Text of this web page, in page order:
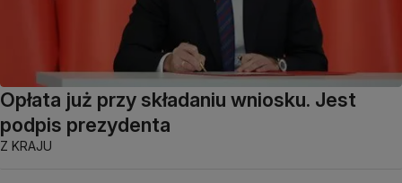
Opłata już przy składaniu wniosku. Jest
podpis prezydenta
Z KRAJU